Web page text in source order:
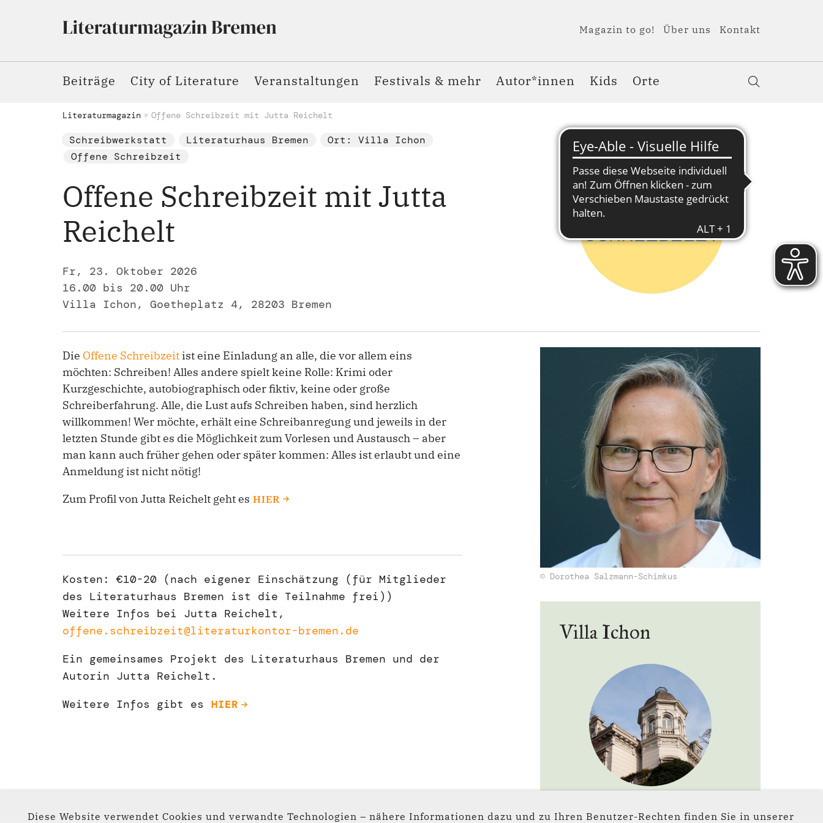
Diese Website verwendet Cookies und verwandte Technologien – nähere Informationen dazu und zu Ihren Benutzer-Rechten finden Sie in unserer
Magazin to go! Über uns Kontakt
Beiträge City of Literature Veranstaltungen Festivals & mehr Autor*innen Kids Orte
Literaturmagazin Offene Schreibzeit mit Jutta Reichelt
Schreibwerkstatt Literaturhaus Bremen
Ort: Villa Ichon
Offene Schreibzeit
Offene Schreibzeit mit Jutta
Reichelt
Fr, 23. Oktober 2026
16.00 bis 20.00 Uhr
Villa Ichon, Goetheplatz 4, 28203 Bremen
Die Offene Schreibzeit ist eine Einladung an alle, die vor allem eins
möchten: Schreiben! Alles andere spielt keine Rolle: Krimi oder
Kurzgeschichte, autobiographisch oder fiktiv, keine oder große
Schreiberfahrung. Alle, die Lust aufs Schreiben haben, sind herzlich
willkommen! Wer möchte, erhält eine Schreibanregung und jeweils in der
letzten Stunde gibt es die Möglichkeit zum Vorlesen und Austausch – aber
man kann auch früher gehen oder später kommen: Alles ist erlaubt und eine
Anmeldung ist nicht nötig!
Zum Profil von Jutta Reichelt geht es HIER
Kosten: €10-20 (nach eigener Einschätzung (für Mitglieder
des Literaturhaus Bremen ist die Teilnahme frei))
Weitere Infos bei Jutta Reichelt,
offene.schreibzeit@literaturkontor-bremen.de
Ein gemeinsames Projekt des Literaturhaus Bremen und der
Autorin Jutta Reichelt.
Weitere Infos gibt es
HIER
© Dorothea Salzmann-Schimkus
Villa Ichon